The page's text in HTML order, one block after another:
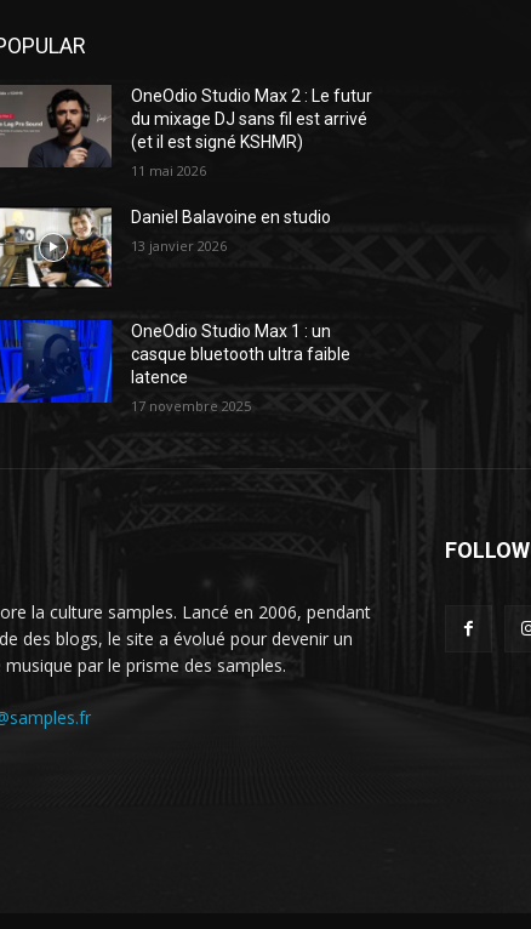
OneOdio Studio Max 2 : Le futur
du mixage DJ sans fil est arrivé
(et il est signé KSHMR)
11 mai 2026
Daniel Balavoine en studio
13 janvier 2026
OneOdio Studio Max 1 : un
casque bluetooth ultra faible
latence
17 novembre 2025
la culture samples. Lancé en 2006, pendant
des blogs, le site a évolué pour devenir un
par le prisme des samples.
FOLLOW